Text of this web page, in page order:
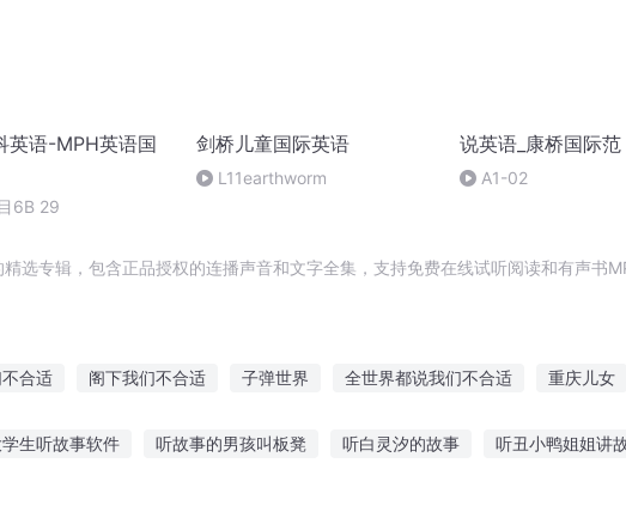
英语-MPH英语国
6B 29
剑桥儿童国际英语
L11earthworm
说英语_康桥国际范
A1-02
选专辑，包含正品授权的连播声音和文字全集，支持免费在线试听阅读和有声书
合适 阁下我们不合适 子弹世界 全世界都说我们不合适 重庆儿女
学生听故事软件 听故事的男孩叫板凳 听白灵汐的故事 听丑小鸭姐姐讲